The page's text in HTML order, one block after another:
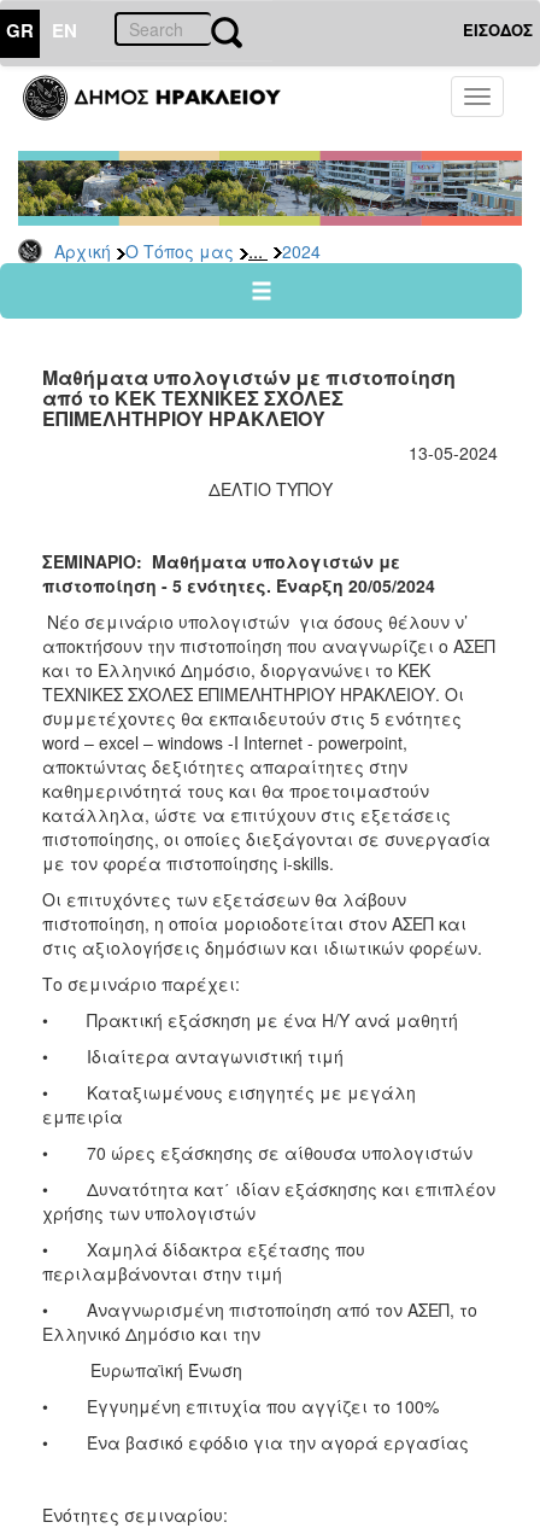
GR EN ΕΙΣΟΔΟΣ
Toggle
Αρχική Ο Τόπος μας ... 2024
ΤΟΠΟΣ
ΜΑΣ
Ανακοινώσεις
Αρχείο
2026
2024
2022
2021
2017
2015
2012
2011
ΔΗΜΟΣ
ΠΟΛΙΤΙΣΜΟΣ
ΑΝΘΕΚΤΙΚΗ
ΠΟΛΗ
Μαθήματα υπολογιστών με πιστοποίηση
από το ΚΕΚ ΤΕΧΝΙΚΕΣ ΣΧΟΛΕΣ
ΕΠΙΜΕΛΗΤΗΡΙΟΥ ΗΡΑΚΛΕΊΟΥ
13-05-2024
ΔΕΛΤΙΟ ΤΥΠΟΥ
ΣΕΜΙΝΑΡΙΟ: Μαθήματα υπολογιστών με
πιστοποίηση - 5 ενότητες. Έναρξη 20/05/2024
Νέο σεμινάριο υπολογιστών για όσους θέλουν ν’
αποκτήσουν την πιστοποίηση που αναγνωρίζει ο ΑΣΕΠ
και το Ελληνικό Δημόσιο, διοργανώνει το ΚΕΚ
ΤΕΧΝΙΚΕΣ ΣΧΟΛΕΣ ΕΠΙΜΕΛΗΤΗΡΙΟΥ ΗΡΑΚΛΕΙΟΥ. Οι
συμμετέχοντες θα εκπαιδευτούν στις 5 ενότητες
word – excel – windows -I Internet - powerpoint,
αποκτώντας δεξιότητες απαραίτητες στην
καθημερινότητά τους και θα προετοιμαστούν
κατάλληλα, ώστε να επιτύχουν στις εξετάσεις
πιστοποίησης, οι οποίες διεξάγονται σε συνεργασία
με τον φορέα πιστοποίησης i-skills.
Οι επιτυχόντες των εξετάσεων θα λάβουν
πιστοποίηση, η οποία μοριοδοτείται στον ΑΣΕΠ και
στις αξιολογήσεις δημόσιων και ιδιωτικών φορέων.
Το σεμινάριο παρέχει:
• Πρακτική εξάσκηση με ένα H/Y ανά μαθητή
• Ιδιαίτερα ανταγωνιστική τιμή
• Καταξιωμένους εισηγητές με μεγάλη
εμπειρία
• 70 ώρες εξάσκησης σε αίθουσα υπολογιστών
• Δυνατότητα κατ΄ ιδίαν εξάσκησης και επιπλέον
χρήσης των υπολογιστών
• Χαμηλά δίδακτρα εξέτασης που
περιλαμβάνονται στην τιμή
• Αναγνωρισμένη πιστοποίηση από τον ΑΣΕΠ, το
Ελληνικό Δημόσιο και την
Ευρωπαϊκή Ένωση
• Εγγυημένη επιτυχία που αγγίζει το 100%
• Ένα βασικό εφόδιο για την αγορά εργασίας
Ενότητες σεμιναρίου: